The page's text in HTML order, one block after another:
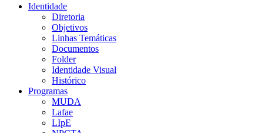
Identidade
Diretoria
Objetivos
Linhas Temáticas
Documentos
Folder
Identidade Visual
Histórico
Programas
MUDA
Lafae
LIpE